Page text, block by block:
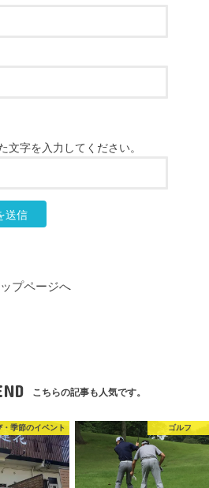
文字を入力してください。
ップページへ
こちらの記事も人気です。
季節のイベント ゴルフ